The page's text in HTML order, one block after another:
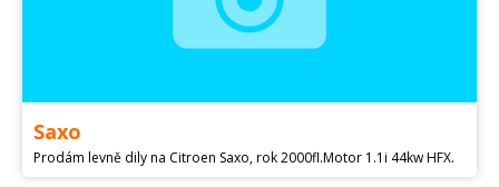
Saxo
Prodám levně dily na Citroen Saxo, rok 2000fl.Motor 1.1i 44kw HFX.